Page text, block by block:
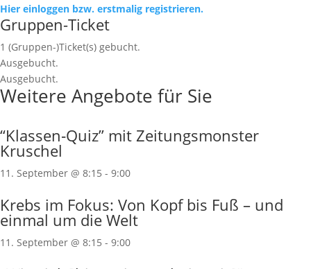
Hier einloggen bzw. erstmalig registrieren.
Gruppen-Ticket
1 (Gruppen-)Ticket(s) gebucht.
Ausgebucht.
Ausgebucht.
Weitere Angebote für Sie
“Klassen‐Quiz” mit Zeitungsmonster
Kruschel
11. September @ 8:15 - 9:00
Krebs im Fokus: Von Kopf bis Fuß – und
einmal um die Welt
11. September @ 8:15 - 9:00